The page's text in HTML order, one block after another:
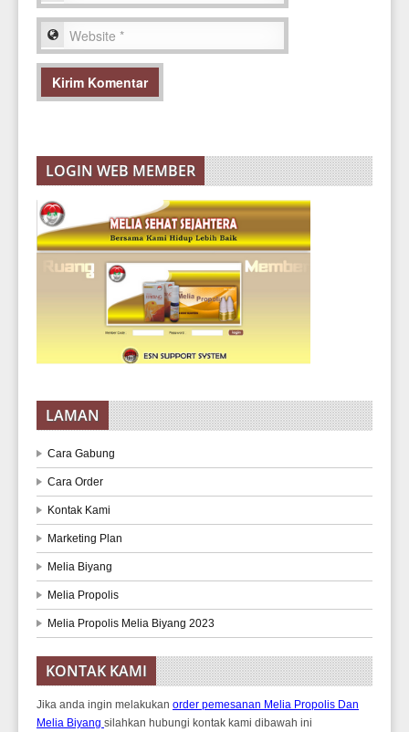
LOGIN WEB MEMBER
LAMAN
Cara Gabung
Cara Order
Kontak Kami
Marketing Plan
Melia Biyang
Melia Propolis
Melia Propolis Melia Biyang 2023
KONTAK KAMI
Jika anda ingin melakukan order pemesanan Melia Propolis Dan
Melia Biyang silahkan hubungi kontak kami dibawah ini